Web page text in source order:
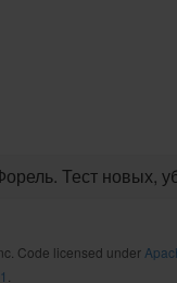
Тест новых,
Code licensed under